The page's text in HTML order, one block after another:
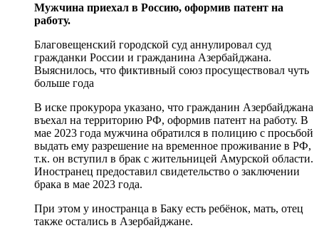
Мужчина приехал в Россию, оформив патент на
работу.
Благовещенский городской суд аннулировал суд
гражданки России и гражданина Азербайджана.
Выяснилось, что фиктивный союз просуществовал чуть
больше года
В иске прокурора указано, что гражданин Азербайджана
въехал на территорию РФ, оформив патент на работу. В
мае 2023 года мужчина обратился в полицию с просьбой
выдать ему разрешение на временное проживание в РФ,
т.к. он вступил в брак с жительницей Амурской области.
Иностранец предоставил свидетельство о заключении
брака в мае 2023 года.
При этом у иностранца в Баку есть ребёнок, мать, отец
также остались в Азербайджане.